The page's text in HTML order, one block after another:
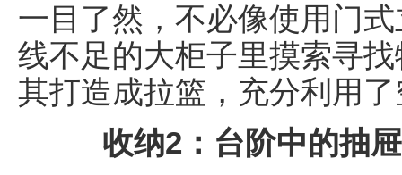
一目了然，不必像使用门
线不足的大柜子里摸索寻
其打造成拉篮，充分利用
收纳2：台阶中的抽屉